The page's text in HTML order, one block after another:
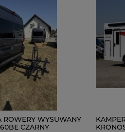
ROWERY WYSUWANY
CZARNY